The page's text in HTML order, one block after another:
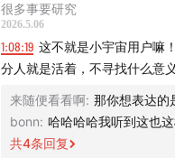
遇到王哥，愿意带我们
在远东种大豆是一种什么体
机器干活，广种薄收，种
自己能控制的事太少
很多事要研究
2026.5.06
1:08:19 这不就是小宇宙用户嘛
分人就是活着，不寻找什么意义
来随便看看啊: 那你想表达的
bonn: 哈哈哈哈我听到这也
共4条回复